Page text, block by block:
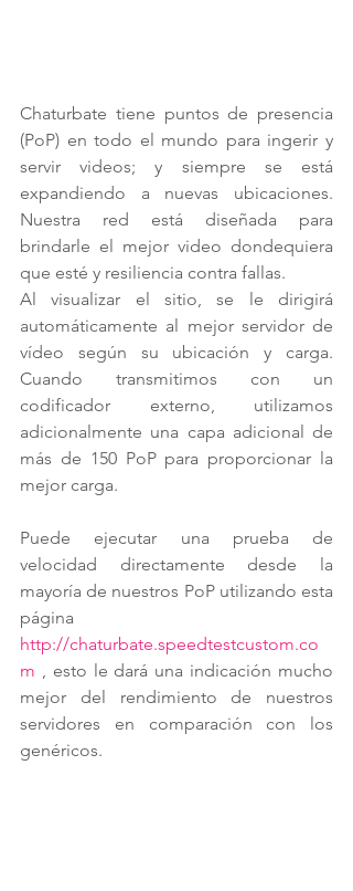
Chaturbate tiene puntos de presencia
(PoP) en todo el mundo para ingerir y
servir videos; y siempre se está
expandiendo a nuevas ubicaciones.
Nuestra red está diseñada para
brindarle el mejor video dondequiera
que esté y resiliencia contra fallas.
Al visualizar el sitio, se le dirigirá
automáticamente al mejor servidor de
vídeo según su ubicación y carga.
Cuando transmitimos con un
codificador externo, utilizamos
adicionalmente una capa adicional de
más de 150 PoP para proporcionar la
mejor carga.
Puede ejecutar una prueba de
velocidad directamente desde la
mayoría de nuestros PoP utilizando esta
http://chaturbate.speedtestcustom.co
m , esto le dará una indicación mucho
mejor del rendimiento de nuestros
servidores en comparación con los
genéricos.